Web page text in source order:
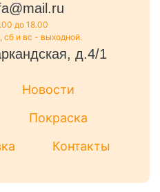
до 18.00
сб и вс - выходной.
д.4/1
Новости
Покраска
Контакты